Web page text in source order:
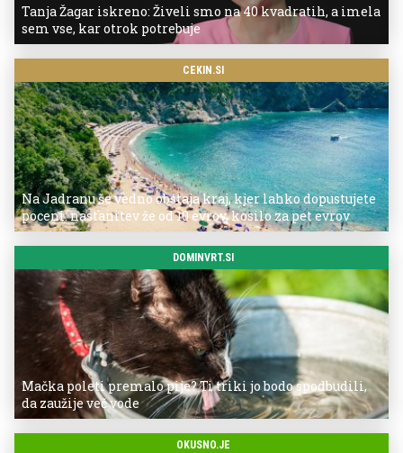
Tanja Žagar iskreno: Živeli smo na 40 kvadratih, a imela
sem vse, kar otrok potrebuje
CEKIN.SI
Na Jadranu še vedno obstaja kraj, kjer lahko dopustujete
poceni: nastanitev že od 10 evrov, kosilo za pet evrov
DOMINVRT.SI
Mačka poleti premalo pije? Ti triki jo bodo spodbudili,
da zaužije več vode
OKUSNO.JE